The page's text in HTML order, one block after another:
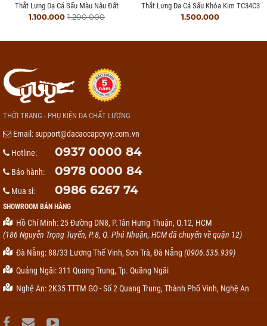
Thắt Lưng Da Cá Sấu Màu Nâu Đất
1.100.000 1.200.000
Thắt Lưng Da Cá Sấu Khóa Kim TC34C3
1.500.000
THỜI TRANG - PHỤ KIỆN DA CHẤT LƯỢNG
Email:support@dacaocapcyvy.com.vn
Hotline:
0937 0000 84
Bảo hành: 0978 0000 84
Mua sỉ: 0986 6267 74
SHOWROOM BÁN HÀNG
Hồ Chí Minh: 25 Đường DN8, P.Tân Hưng Thuận, Q.12, HCM
(186 Nguyễn Trọng Tuyển, P.8, Q. Phú Nhuận, HCM đã chuyển về quận 12)
Đà Nẵng: 88/33 Lương Thế Vinh, Sơn Trà, Đà Nẵng (0906.535.939)
Quảng Ngãi: 311 Quang Trung, Tp. Quãng Ngãi
Nghệ An: 2K35 TTTM GO - Số 2 Quang Trung, Thành Phố Vinh, Nghệ An